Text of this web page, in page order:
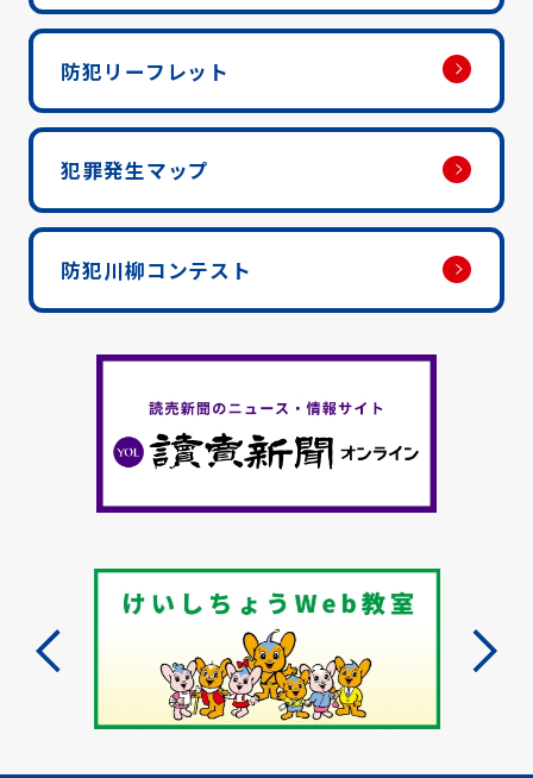
防犯リーフレット
犯罪発生マップ
防犯川柳コンテスト